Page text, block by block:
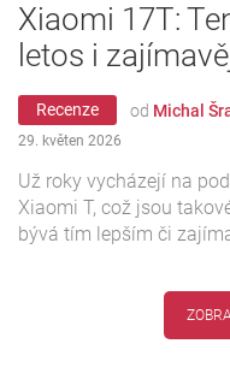
Xiaomi 17T:
letos i
Recenze od Michal
29. květen 2026
Už roky vycházejí na
Xiaomi T, což jsou
bývá tím lepším či